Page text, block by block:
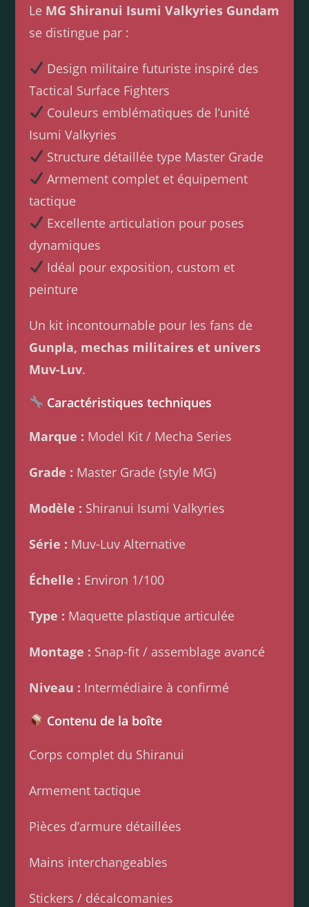
Le MG Shiranui Isumi Valkyries Gundam
se distingue par :
Design militaire futuriste inspiré des
Tactical Surface Fighters
Couleurs emblématiques de l’unité
Isumi Valkyries
Structure détaillée type Master Grade
Armement complet et équipement
tactique
Excellente articulation pour poses
dynamiques
Idéal pour exposition, custom et
peinture
Un kit incontournable pour les fans de
Gunpla, mechas militaires et univers
Muv-Luv.
Caractéristiques techniques
Marque : Model Kit / Mecha Series
Grade : Master Grade (style MG)
Modèle : Shiranui Isumi Valkyries
Série : Muv-Luv Alternative
Échelle : Environ 1/100
Type : Maquette plastique articulée
Montage : Snap-fit / assemblage avancé
Niveau : Intermédiaire à confirmé
Contenu de la boîte
Corps complet du Shiranui
Armement tactique
Pièces d’armure détaillées
Mains interchangeables
Stickers / décalcomanies